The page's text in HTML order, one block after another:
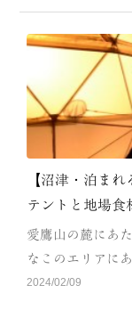
EVENT
COLUMN
LINK
【沼津・泊ま
テントと地場食
愛鷹山の麓にあ
なこのエリアに
2024/02/09